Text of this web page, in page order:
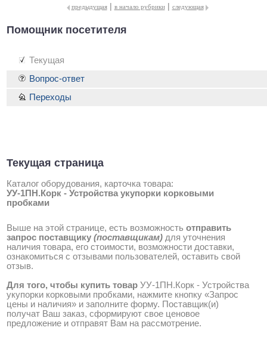
предыдущая | в начало рубрики | следующая
Помощник посетителя
Текущая
Текущая страница
Каталог оборудования, карточка товара:
УУ-1ПН.Корк - Устройства укупорки корковыми
пробками
Выше на этой странице, есть возможность отправить
запрос поставщику (поставщикам) для уточнения
наличия товара, его стоимости, возможности доставки,
ознакомиться с отзывами пользователей, оставить свой
отзыв.
Для того, чтобы купить товар УУ-1ПН.Корк - Устройства
укупорки корковыми пробками, нажмите кнопку «Запрос
цены и наличия» и заполните форму. Поставщик(и)
получат Ваш заказ, сформируют свое ценовое
предложение и отправят Вам на рассмотрение.
Вопрос-ответ
Переходы